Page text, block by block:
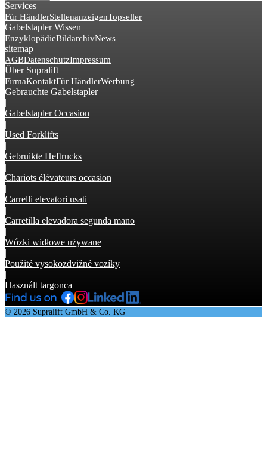
Services
Für HändlerStellenanzeigenTopseller
Gabelstapler Wissen
EnzyklopädieBildarchivNews
sitemap
AGBDatenschutzImpressum
Über Supralift
FirmaKontaktFür HändlerWerbung
Gebrauchte Gabelstapler
|
Gabelstapler Occasion
|
Used Forklifts
|
Gebruikte Heftrucks
|
Chariots élévateurs occasion
|
Carrelli elevatori usati
|
Carretilla elevadora segunda mano
|
Wózki widłowe używane
|
Použité vysokozdvižné vozíky
|
Használt targonca
© 2026 Supralift GmbH & Co. KG